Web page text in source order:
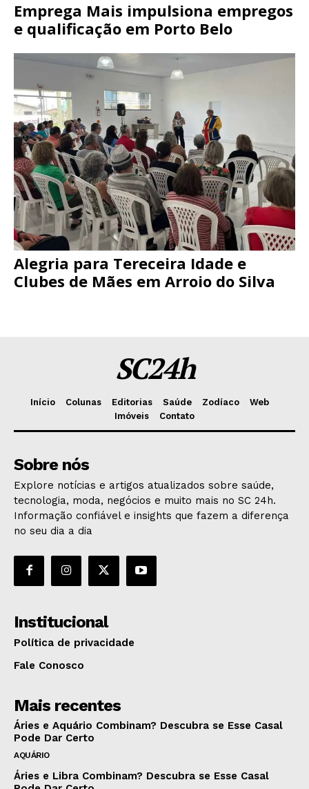
Emprega Mais impulsiona empregos
e qualificação em Porto Belo
Alegria para Tereceira Idade e
Clubes de Mães em Arroio do Silva
SC24h
Início Colunas Editorias Saúde Zodíaco
Web
Imóveis
Contato
Sobre nós
Explore notícias e artigos atualizados sobre saúde,
tecnologia, moda, negócios e muito mais no SC 24h.
Informação confiável e insights que fazem a diferença
no seu dia a dia
Institucional
Política de privacidade
Fale Conosco
Mais recentes
Áries e Aquário Combinam? Descubra se Esse Casal
Pode Dar Certo
AQUÁRIO
Áries e Libra Combinam? Descubra se Esse Casal